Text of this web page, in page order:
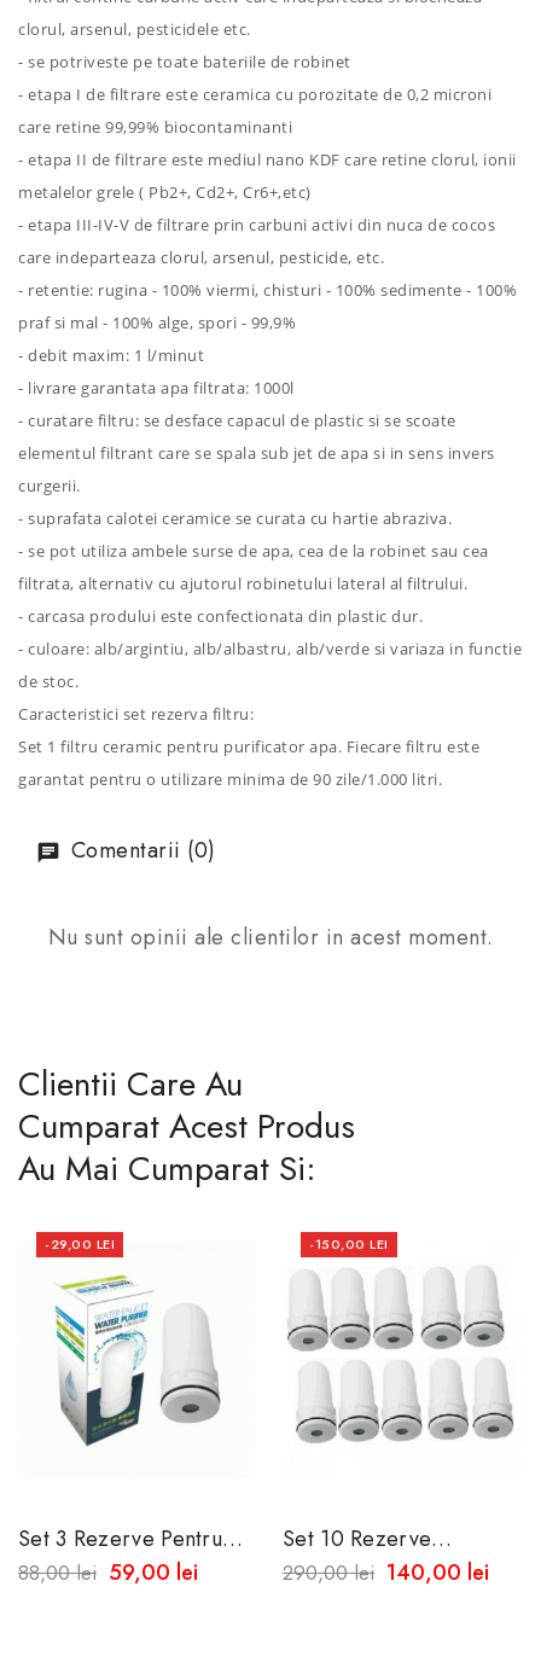
clorul, arsenul, pesticidele etc.
- se potriveste pe toate bateriile de robinet
- etapa I de filtrare este ceramica cu porozitate de 0,2 microni
care retine 99,99% biocontaminanti
- etapa II de filtrare este mediul nano KDF care retine clorul, ionii
metalelor grele ( Pb2+, Cd2+, Cr6+,etc)
- etapa III-IV-V de filtrare prin carbuni activi din nuca de cocos
care indeparteaza clorul, arsenul, pesticide, etc.
- retentie: rugina - 100% viermi, chisturi - 100% sedimente - 100%
praf si mal - 100% alge, spori - 99,9%
- debit maxim: 1 l/minut
- livrare garantata apa filtrata: 1000l
- curatare filtru: se desface capacul de plastic si se scoate
elementul filtrant care se spala sub jet de apa si in sens invers
curgerii.
- suprafata calotei ceramice se curata cu hartie abraziva.
- se pot utiliza ambele surse de apa, cea de la robinet sau cea
filtrata, alternativ cu ajutorul robinetului lateral al filtrului.
- carcasa prodului este confectionata din plastic dur.
- culoare: alb/argintiu, alb/albastru, alb/verde si variaza in functie
de stoc.
Caracteristici set rezerva filtru:
Set 1 filtru ceramic pentru purificator apa. Fiecare filtru este
garantat pentru o utilizare minima de 90 zile/1.000 litri.
Comentarii (0)
Nu sunt opinii ale clientilor in acest moment.
Clientii Care Au
Cumparat Acest Produs
Au Mai Cumparat Si:
-29,00 LEI
Set 3 Rezerve Pentru
Filtru De Apa
88,00 lei 59,00 lei
-150,00 LEI
Set 10 Rezerve
Universale Pentru Filtrul
De Apa
290,00 lei 140,00 lei